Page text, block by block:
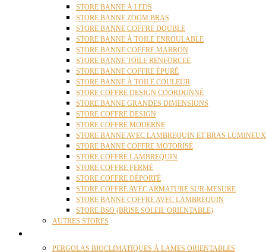
STORE BANNE À LEDS
STORE BANNE ZOOM BRAS
STORE BANNE COFFRE DOUBLE
STORE BANNE À TOILE ENROULABLE
STORE BANNE COFFRE MARRON
STORE BANNE TOILE RENFORCEE
STORE BANNE COFFRE ÉPURÉ
STORE BANNE À TOILE COULEUR
STORE COFFRE DESIGN COORDONNÉ
STORE BANNE GRANDES DIMENSIONS
STORE COFFRE DESIGN
STORE COFFRE MODERNE
STORE BANNE AVEC LAMBREQUIN ET BRAS LUMINEUX
STORE BANNE COFFRE MOTORISÉ
STORE COFFRE LAMBREQUIN
STORE COFFRE FERMÉ
STORE COFFRE DÉPORTÉ
STORE COFFRE AVEC ARMATURE SUR-MESURE
STORE BANNE COFFRE AVEC LAMBREQUIN
STORE BSO (BRISE SOLEIL ORIENTABLE)
AUTRES STORES
PERGOLAS BIOCLIMATIQUES À LAMES ORIENTABLES